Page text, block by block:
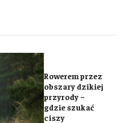
Rowerem przez
obszary dzikiej
przyrody –
gdzie szukać
ciszy